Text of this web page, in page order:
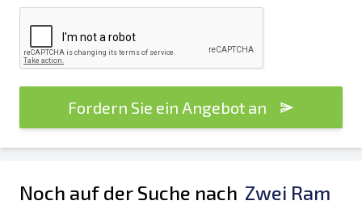
Fordern Sie ein Angebot an
Noch auf der Suche nach Zwei Ram